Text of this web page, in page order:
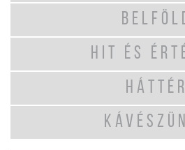
HIT ÉS
HÁTTÉR